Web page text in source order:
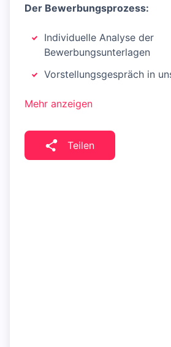
Der Bewerbungsprozess:
Individuelle Analyse der
Bewerbungsunterlagen
Vorstellungsgespräch in
Mehr anzeigen
Teilen